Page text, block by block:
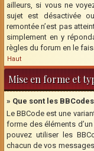
ailleurs, si vous ne
sujet est désactivée
remontée n’est pas
simplement en y
règles du forum en le
Haut
Mise en forme et
» Que sont les
Le BBCode est une
forme des éléments
pouvez utiliser les
chacun de vos